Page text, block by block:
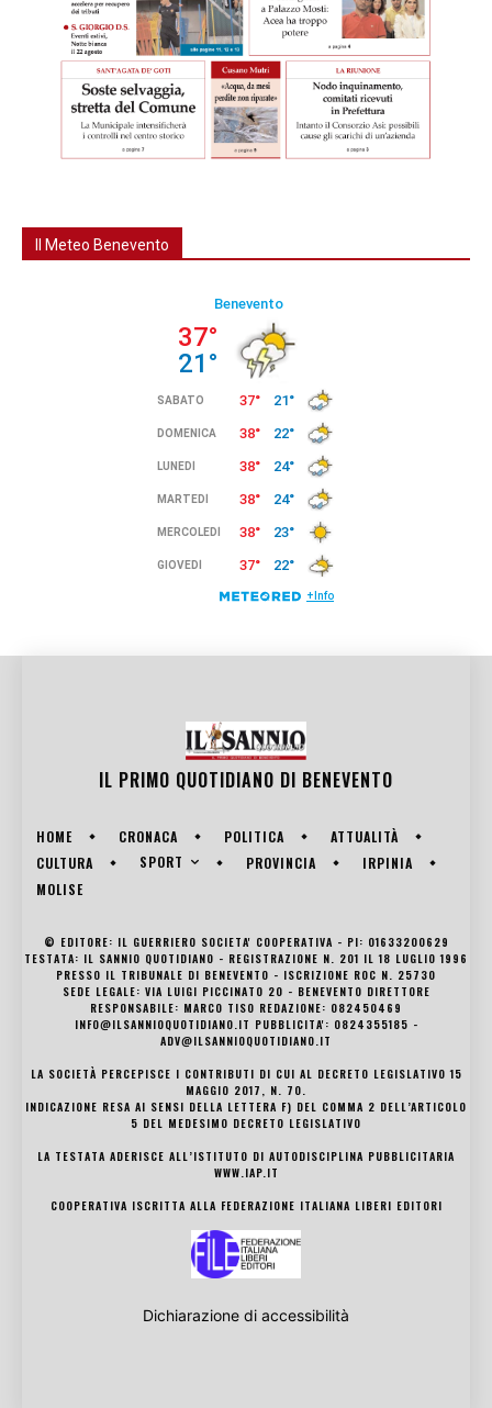
Il Meteo Benevento
IL PRIMO QUOTIDIANO DI BENEVENTO
HOME CRONACA POLITICA
ATTUALITÀ
CULTURA
SPORT PROVINCIA
IRPINIA
MOLISE
© EDITORE: IL GUERRIERO SOCIETA' COOPERATIVA - PI: 01633200629
TESTATA: IL SANNIO QUOTIDIANO - REGISTRAZIONE N. 201 IL 18 LUGLIO 1996
PRESSO IL TRIBUNALE DI BENEVENTO - ISCRIZIONE ROC N. 25730
SEDE LEGALE: VIA LUIGI PICCINATO 20 - BENEVENTO DIRETTORE
RESPONSABILE: MARCO TISO REDAZIONE: 082450469
INFO@ILSANNIOQUOTIDIANO.IT PUBBLICITA': 0824355185 -
ADV@ILSANNIOQUOTIDIANO.IT
LA SOCIETÀ PERCEPISCE I CONTRIBUTI DI CUI AL DECRETO LEGISLATIVO 15
MAGGIO 2017, N. 70.
INDICAZIONE RESA AI SENSI DELLA LETTERA F) DEL COMMA 2 DELL’ARTICOLO
5 DEL MEDESIMO DECRETO LEGISLATIVO
LA TESTATA ADERISCE ALL’ISTITUTO DI AUTODISCIPLINA PUBBLICITARIA
WWW.IAP.IT
COOPERATIVA ISCRITTA ALLA FEDERAZIONE ITALIANA LIBERI EDITORI
Dichiarazione di accessibilità